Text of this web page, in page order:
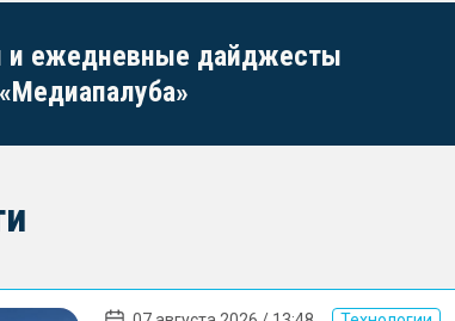
и ежедневные дайджесты